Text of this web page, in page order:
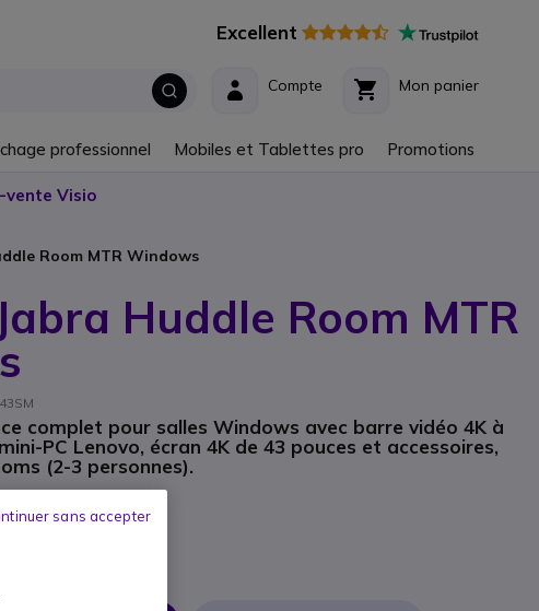
Excellent
Mon panier
Compte
professionnel Mobiles et Tablettes pro Promotions
vente Visio
Room MTR Windows
Huddle Room MTR
complet pour salles Windows avec barre vidéo 4K à
PC Lenovo, écran 4K de 43 pouces et accessoires,
(2-3 personnes).
sans accepter